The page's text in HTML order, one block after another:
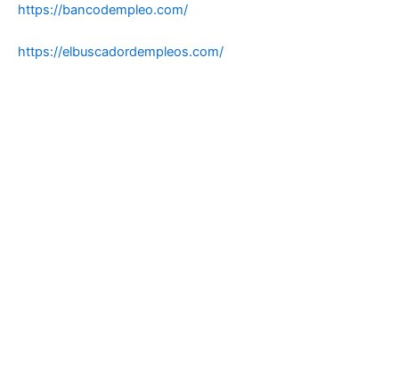
https://bancodempleo.com/
https://elbuscadordempleos.com/